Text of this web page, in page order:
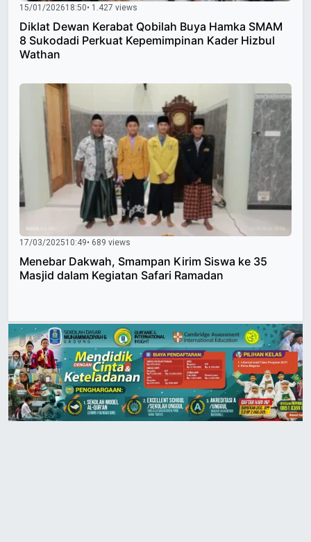
15/01/202618:50• 1.427 views
Diklat Dewan Kerabat Qobilah Buya Hamka SMAM
8 Sukodadi Perkuat Kepemimpinan Kader Hizbul
Wathan
17/03/202510:49• 689 views
Menebar Dakwah, Smampan Kirim Siswa ke 35
Masjid dalam Kegiatan Safari Ramadan